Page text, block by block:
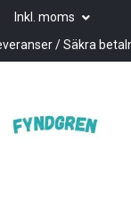
Inkl. moms
/ Säkra